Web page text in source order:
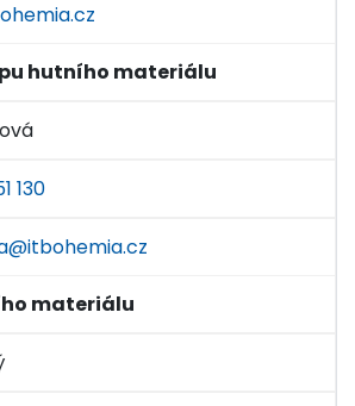
hutního materiálu
130
materiálu